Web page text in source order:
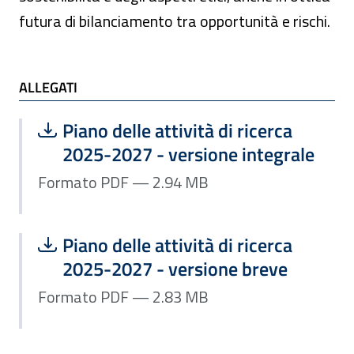
futura di bilanciamento tra opportunità e rischi.
ALLEGATI
ALLEGATI
Scarica file:
Piano delle attività di ricerca
2025-2027 - versione integrale
Formato PDF — Dimensione 2.94 MB
Formato PDF — 2.94 MB
Scarica file:
Piano delle attività di ricerca
2025-2027 - versione breve
Formato PDF — Dimensione 2.83 MB
Formato PDF — 2.83 MB